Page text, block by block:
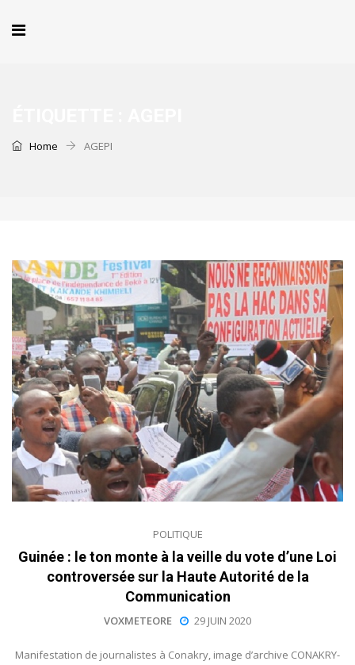
Home AGEPI
POLITIQUE
Guinée : le ton monte à la veille du vote d’une Loi
controversée sur la Haute Autorité de la
Communication
VOXMETEORE 29 JUIN 2020
Manifestation de journalistes à Conakry, image d’archive CONAKRY-